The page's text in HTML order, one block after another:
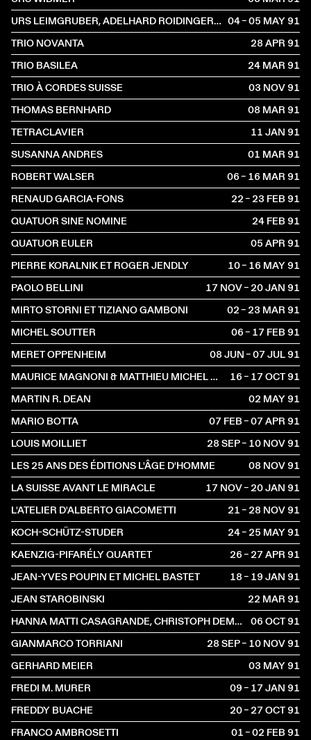
URS LEIMGRUBER, ADELHARD ROIDINGER ET FRITZ HAUSER 04 – 05 MAY1991
TRIO NOVANTA
28 APR1991
TRIO BASILEA
24 MAR1991
TRIO À CORDES SUISSE
03 NOV1991
THOMAS BERNHARD
08 MAR1991
TETRACLAVIER
11 JAN1991
SUSANNA ANDRES
01 MAR1991
ROBERT WALSER
06 – 16 MAR1991
RENAUD GARCIA-FONS
22 – 23 FEB1991
QUATUOR SINE NOMINE
24 FEB1991
QUATUOR EULER
05 APR1991
PIERRE KORALNIK ET ROGER JENDLY
10 – 16 MAY1991
PAOLO BELLINI
17 NOV – 20 JAN1991
MIRTO STORNI ET TIZIANO GAMBONI
02 – 23 MAR1991
MICHEL SOUTTER
06 – 17 FEB1991
MERET OPPENHEIM
08 JUN – 07 JUL1991
MAURICE MAGNONI & MATTHIEU MICHEL QUINTET
16 – 17 OCT1991
MARTIN R. DEAN
02 MAY1991
MARIO BOTTA
07 FEB – 07 APR1991
LOUIS MOILLIET
28 SEP – 10 NOV1991
LES 25 ANS DES ÉDITIONS L'ÂGE D'HOMME
08 NOV1991
LA SUISSE AVANT LE MIRACLE
17 NOV – 20 JAN1991
L'ATELIER D'ALBERTO GIACOMETTI
21 – 28 NOV1991
KOCH-SCHÜTZ-STUDER
24 – 25 MAY1991
KAENZIG-PIFARÉLY QUARTET
26 – 27 APR1991
JEAN-YVES POUPIN ET MICHEL BASTET
18 – 19 JAN1991
JEAN STAROBINSKI
22 MAR1991
HANNA MATTI CASAGRANDE, CHRISTOPH DEMARMELS
06 OCT1991
GIANMARCO TORRIANI
28 SEP – 10 NOV1991
GERHARD MEIER
03 MAY1991
FREDI M. MURER
09 – 17 JAN1991
FREDDY BUACHE
20 – 27 OCT1991
FRANCO AMBROSETTI
01 – 02 FEB1991